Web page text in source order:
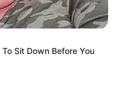
Sit Down Before You